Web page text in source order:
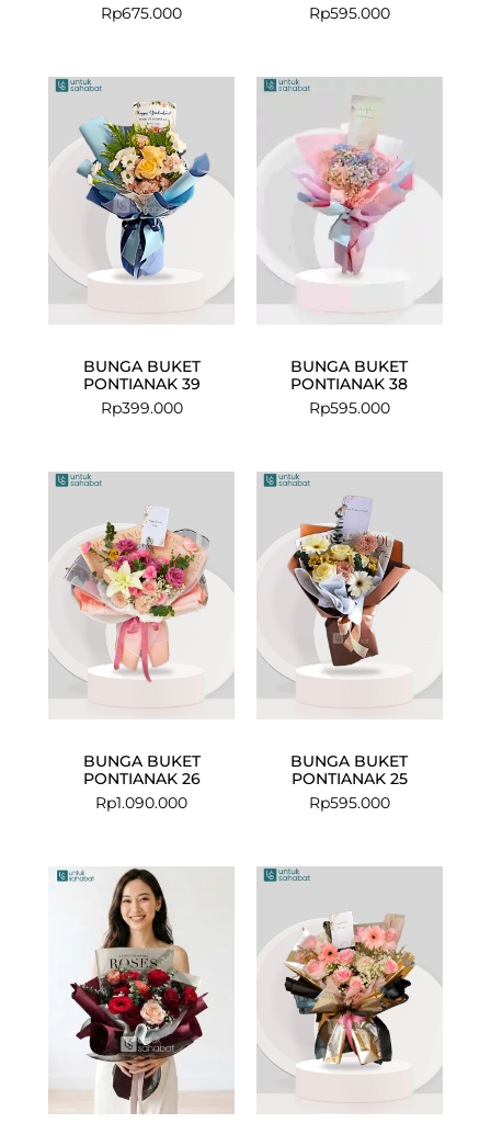
Rp675.000
Rp595.000
BUNGA BUKET
PONTIANAK 39
Rp399.000
BUNGA BUKET
PONTIANAK 38
Rp595.000
BUNGA BUKET
PONTIANAK 26
Rp1.090.000
BUNGA BUKET
PONTIANAK 25
Rp595.000